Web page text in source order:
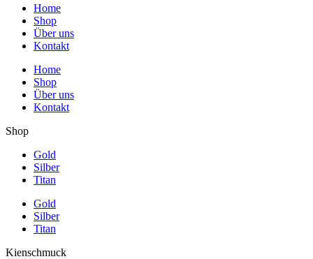
Home
Shop
Über uns
Kontakt
Home
Shop
Über uns
Kontakt
Shop
Gold
Silber
Titan
Gold
Silber
Titan
Kienschmuck